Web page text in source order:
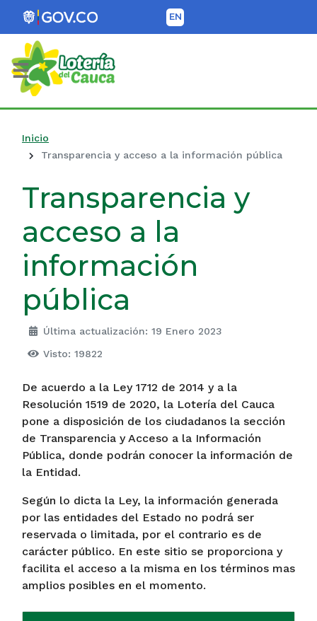
EN
Lotería del Cauca
Inicio
Transparencia y acceso a la información pública
Transparencia y
acceso a la
información
pública
Última actualización: 19 Enero 2023
Visto: 19822
De acuerdo a la Ley 1712 de 2014 y a la
Resolución 1519 de 2020, la Lotería del Cauca
pone a disposición de los ciudadanos la sección
de Transparencia y Acceso a la Información
Pública, donde podrán conocer la información de
la Entidad.
Según lo dicta la Ley, la información generada
por las entidades del Estado no podrá ser
reservada o limitada, por el contrario es de
carácter público. En este sitio se proporciona y
facilita el acceso a la misma en los términos mas
amplios posibles en el momento.